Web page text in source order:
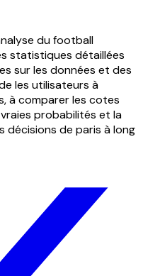
du football
statistiques détaillées
sur les données et des
les utilisateurs à
à comparer les cotes
probabilités et la
décisions de paris à long